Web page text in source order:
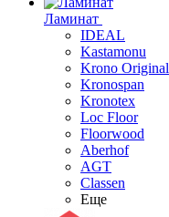
Ламинат
IDEAL
Kastamonu
Krono Original
Kronospan
Kronotex
Loc Floor
Floorwood
Aberhof
AGT
Classen
Еще